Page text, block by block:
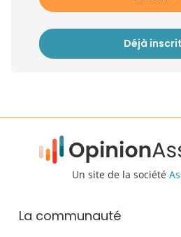
Déjà
Un site de la société
La communauté